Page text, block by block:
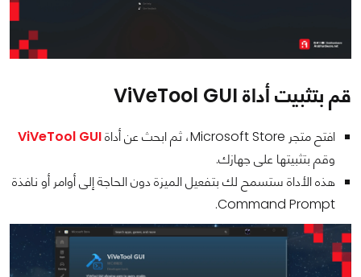
قم بتثبيت أداة ViVeTool GUI
افتح متجر Microsoft Store، ثم ابحث عن أداة
ViVeTool GUI
وقم بتثبيتها على جهازك.
هذه الأداة ستسمح لك بتفعيل الميزة دون الحاجة إلى أوامر أو نافذة
Command Prompt.